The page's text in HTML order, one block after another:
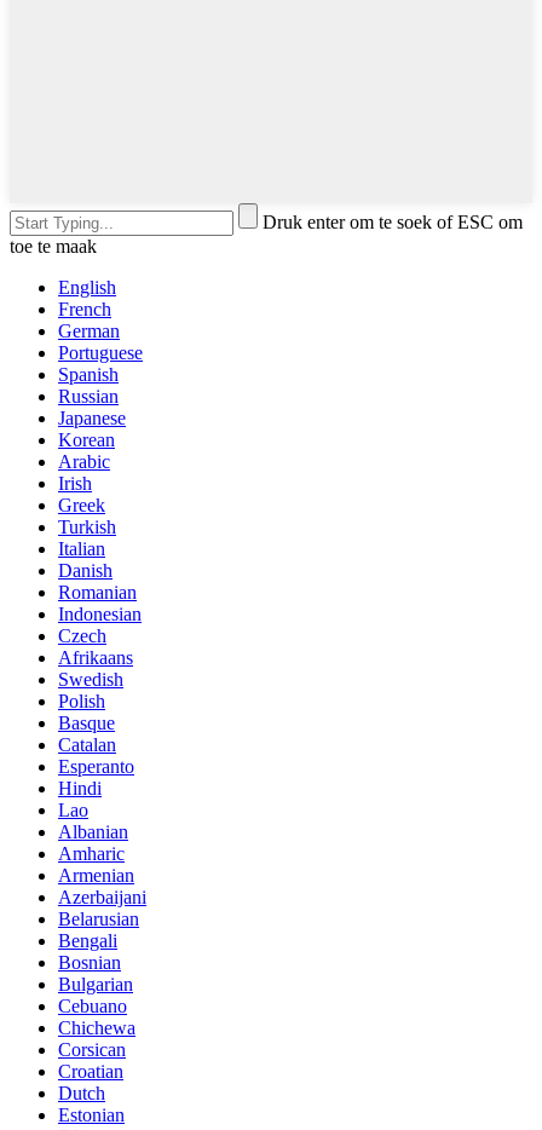
Druk enter om te soek of ESC om
toe te maak
English
French
German
Portuguese
Spanish
Russian
Japanese
Korean
Arabic
Irish
Greek
Turkish
Italian
Danish
Romanian
Indonesian
Czech
Afrikaans
Swedish
Polish
Basque
Catalan
Esperanto
Hindi
Lao
Albanian
Amharic
Armenian
Azerbaijani
Belarusian
Bengali
Bosnian
Bulgarian
Cebuano
Chichewa
Corsican
Croatian
Dutch
Estonian